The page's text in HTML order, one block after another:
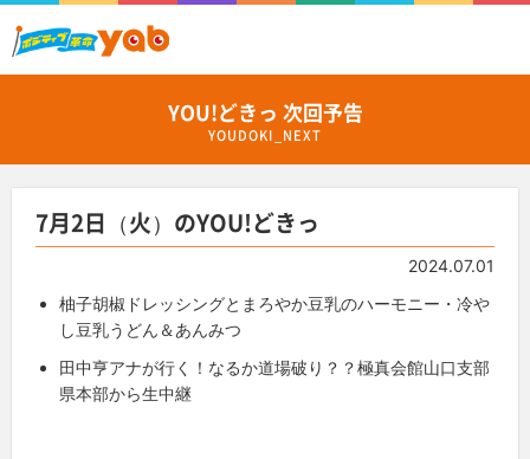
YOU!どきっ 次回予告
YOUDOKI_NEXT
7月2日（火）のYOU!どきっ
2024.07.01
柚子胡椒ドレッシングとまろやか豆乳のハーモニー・冷や
し豆乳うどん＆あんみつ
田中亨アナが行く！なるか道場破り？？極真会館山口支部
県本部から生中継